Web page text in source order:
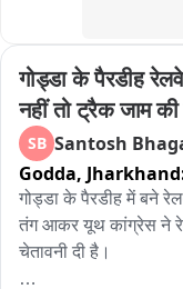
गोड्डा के पैरडीह
नहीं तो ट्रैक जाम की
SB Santosh
Godda,
गोड्डा के पैरडीह में बने
तंग आकर यूथ कांग्रेस ने
चेतावनी दी है।